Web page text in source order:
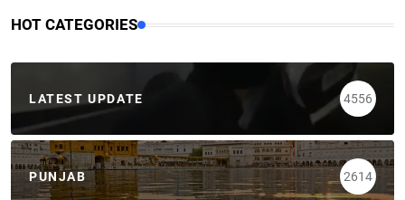
HOT CATEGORIES
LATEST UPDATE 4556
PUNJAB 2614